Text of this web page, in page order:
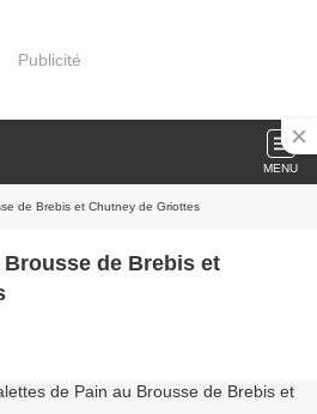
Publicité
MENU
de Brebis et Chutney de Griottes
de Brebis et